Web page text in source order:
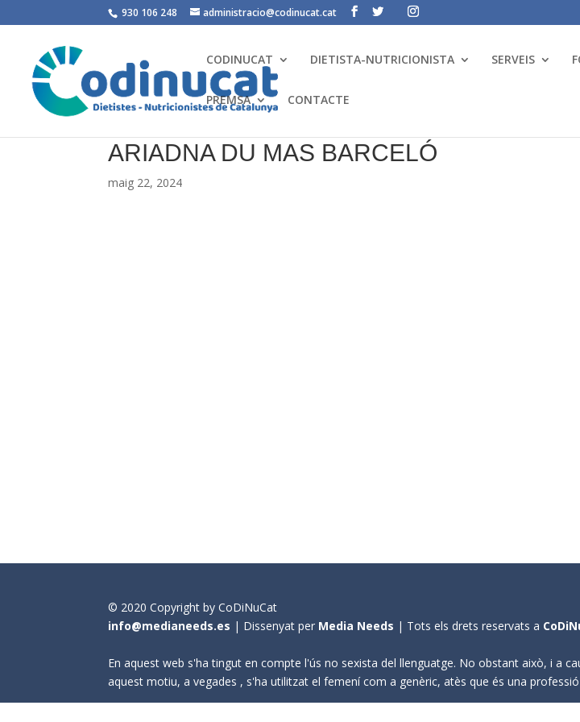
930 106 248 administracio@codinucat.cat
CODINUCAT DIETISTA-NUTRICIONISTA SERVEIS
PREMSA CONTACTE
ARIADNA DU MAS BARCELÓ
maig 22, 2024
© 2020 Copyright by CoDiNuCat
info@medianeeds.es | Dissenyat per Media Needs | Tots els drets reservats a
En aquest web s'ha tingut en compte l'ús no sexista del llenguatge. No obstant això, i a
aquest motiu, a vegades , s'ha utilitzat el femení com a genèric, atès que és una